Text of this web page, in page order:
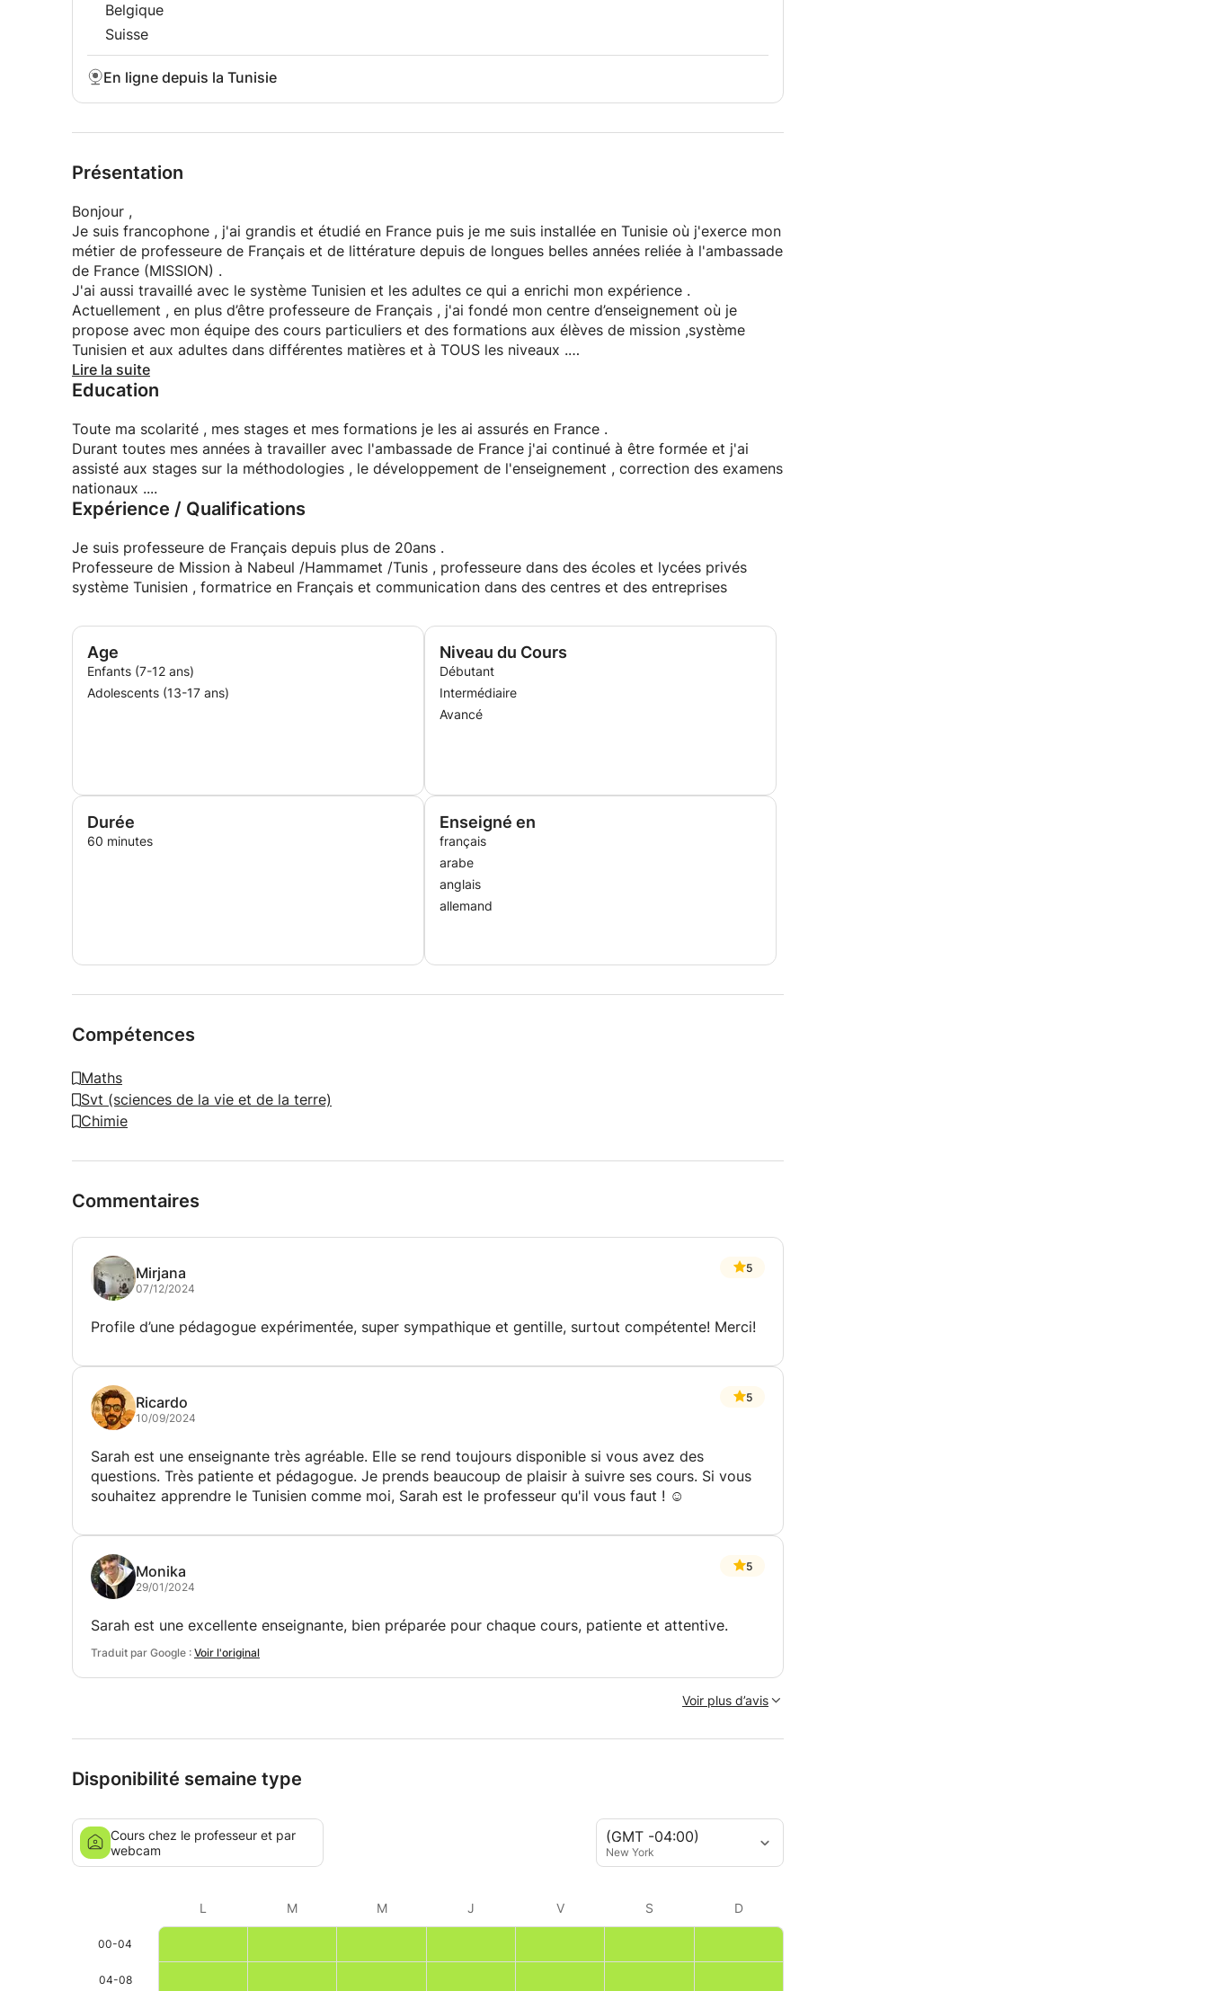
Belgique
Suisse
En ligne depuis la Tunisie
Présentation
Bonjour ,
Je suis francophone , j'ai grandis et étudié en France puis je me suis installée en Tunisie où j'exerce mon
métier de professeure de Français et de littérature depuis de longues belles années reliée à l'ambassade
de France (MISSION) .
J'ai aussi travaillé avec le système Tunisien et les adultes ce qui a enrichi mon expérience .
Actuellement , en plus d’être professeure de Français , j'ai fondé mon centre d’enseignement où je
propose avec mon équipe des cours particuliers et des formations aux élèves de mission ,système
Tunisien et aux adultes dans différentes matières et à TOUS les niveaux .
Mon équipe est composée de professeurs , pour la plupart , francophones , expérimentés et très
qualifiés dont les résultats avec les élèves en témoignent .
On met un point d'honneur à aider nos élèves même ceux en difficultés et avec des lacunes accumulées
durant des années et à les satisfaire .
Lire la suite
Education
Toute ma scolarité , mes stages et mes formations je les ai assurés en France .
Durant toutes mes années à travailler avec l'ambassade de France j'ai continué à être formée et j'ai
assisté aux stages sur la méthodologies , le développement de l'enseignement , correction des examens
nationaux ....
Expérience / Qualifications
Je suis professeure de Français depuis plus de 20ans .
Professeure de Mission à Nabeul /Hammamet /Tunis , professeure dans des écoles et lycées privés
système Tunisien , formatrice en Français et communication dans des centres et des entreprises
Age
Enfants (7-12 ans)
Adolescents (13-17 ans)
Niveau du Cours
Débutant
Intermédiaire
Avancé
Durée
60 minutes
Enseigné en
français
arabe
anglais
allemand
Compétences
Maths
Svt (sciences de la vie et de la terre)
Chimie
Commentaires
Mirjana
07/12/2024
5
Profile d’une pédagogue expérimentée, super sympathique et gentille, surtout compétente! Merci!
Ricardo
10/09/2024
5
Sarah est une enseignante très agréable. Elle se rend toujours disponible si vous avez des
questions. Très patiente et pédagogue. Je prends beaucoup de plaisir à suivre ses cours. Si vous
souhaitez apprendre le Tunisien comme moi, Sarah est le professeur qu'il vous faut ! ☺️
Monika
29/01/2024
5
Sarah est une excellente enseignante, bien préparée pour chaque cours, patiente et attentive.
Traduit par Google : Voir l'original
Voir plus d’avis
Disponibilité semaine type
(GMT -04:00)
New York
Cours chez le professeur et par
webcam
L M M J V S D
00-04
04-08